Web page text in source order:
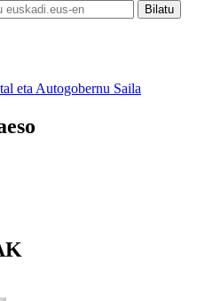
eta Autogobernu Saila